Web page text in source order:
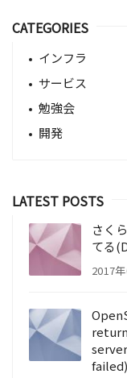
CATEGORIES
インフラ
サービス
勉強会
開発
LATEST POSTS
さく
てる
2017